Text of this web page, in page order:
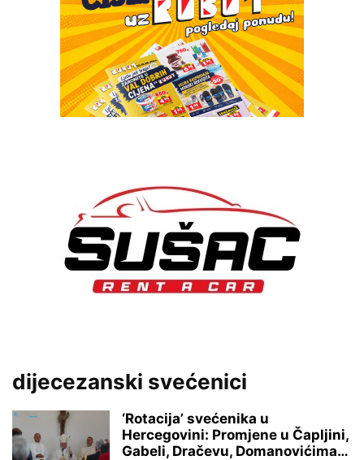
dijecezanski svećenici
‘Rotacija’ svećenika u
Hercegovini: Promjene u Čapljini,
Gabeli, Dračevu, Domanovićima…